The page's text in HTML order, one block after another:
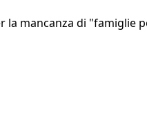
mancanza di "famiglie